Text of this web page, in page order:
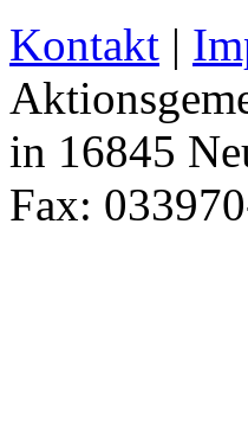
Kontakt |
in 16845
Fax: